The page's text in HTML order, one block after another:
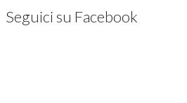
Seguici su Facebook